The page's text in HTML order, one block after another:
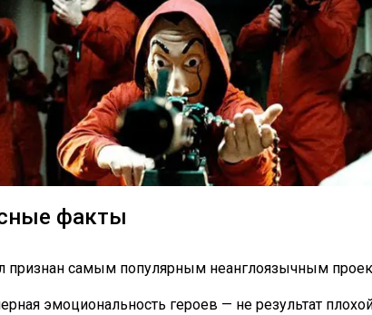
факты
признан самым популярным неанглоязычным
эмоциональность героев — не результат